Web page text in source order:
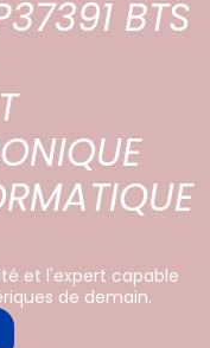
BTS
et l'expert capable
de demain.